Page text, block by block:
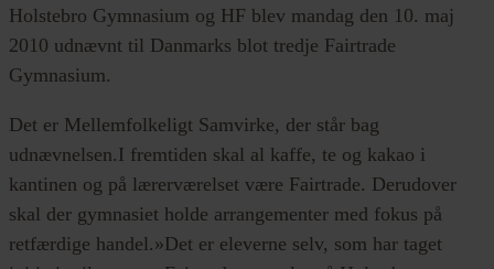
Holstebro Gymnasium og HF blev mandag den 10. maj
2010 udnævnt til Danmarks blot tredje Fairtrade
Gymnasium.
Det er Mellemfolkeligt Samvirke, der står bag
udnævnelsen.I fremtiden skal al kaffe, te og kakao i
kantinen og på lærerværelset være Fairtrade. Derudover
skal der gymnasiet holde arrangementer med fokus på
retfærdige handel.»Det er eleverne selv, som har taget